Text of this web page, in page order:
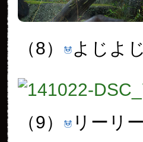
（8） よじよじ
（9） リーリ